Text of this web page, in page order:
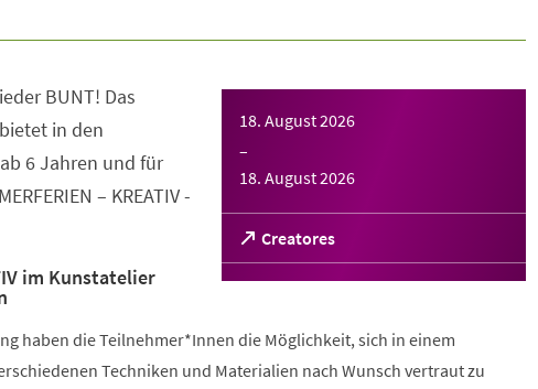
18. August 2026
–
18. August 2026
Creatores
(Öffnet
in
einem
BUNT! Das
in den
6 Jahren und für
– KREATIV -
im Kunstatelier
haben die Teilnehmer*Innen die Möglichkeit, sich in einem
Techniken und Materialien nach Wunsch vertraut zu